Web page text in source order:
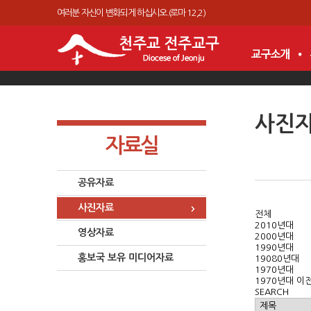
여러분 자신이 변화되게 하십시오.(로마 12,2)
자료실
공유자료
사진자료
영상자료
홍보국 보유 미디어자료
사진
전체
2010년대
2000년대
1990년대
19080년대
1970년대
1970년대 이
SEARCH